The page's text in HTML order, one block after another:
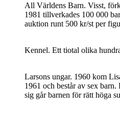
All Världens Barn. Visst,
1981 tillverkades 100 000
auktion runt 500 kr/st per
Kennel. Ett tiotal olika
Larsons ungar. 1960 kom
1961 och består av sex
sig går barnen för rätt höga